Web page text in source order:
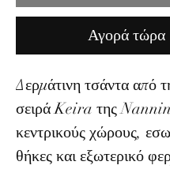
Αγορά τώρα
Δερμάτινη τσάντα από
σειρά Keira της
κεντρικούς χώρους,
θήκες και εξωτερικό